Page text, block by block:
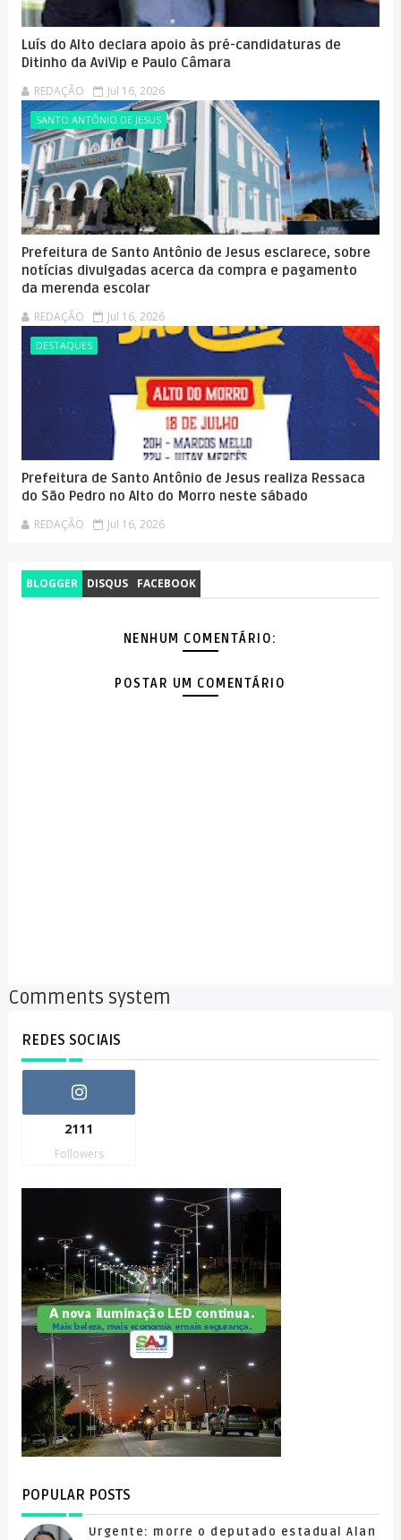
Luís do Alto declara apoio às pré-candidaturas de
Ditinho da AviVip e Paulo Câmara
REDAÇÃO Jul 16, 2026
SANTO ANTÔNIO DE JESUS
Prefeitura de Santo Antônio de Jesus esclarece, sobre
notícias divulgadas acerca da compra e pagamento
da merenda escolar
REDAÇÃO Jul 16, 2026
DESTAQUES
Prefeitura de Santo Antônio de Jesus realiza Ressaca
do São Pedro no Alto do Morro neste sábado
REDAÇÃO Jul 16, 2026
BLOGGER DISQUS FACEBOOK
NENHUM COMENTÁRIO:
POSTAR UM COMENTÁRIO
Comments system
REDES SOCIAIS
2111
Followers
POPULAR POSTS
Urgente: morre o deputado estadual Alan